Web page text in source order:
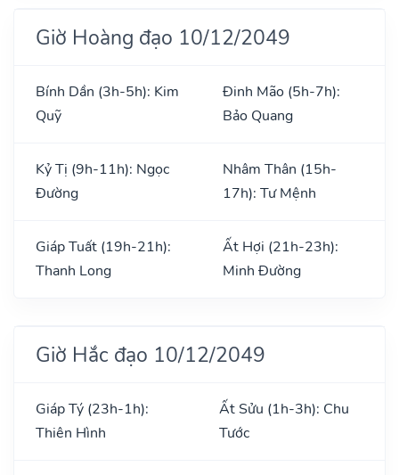
Giờ Hoàng đạo 10/12/2049
Bính Dần (3h-5h): Kim
Quỹ
Đinh Mão (5h-7h):
Bảo Quang
Kỷ Tị (9h-11h): Ngọc
Đường
Nhâm Thân (15h-
17h): Tư Mệnh
Giáp Tuất (19h-21h):
Thanh Long
Ất Hợi (21h-23h):
Minh Đường
Giờ Hắc đạo 10/12/2049
Giáp Tý (23h-1h):
Thiên Hình
Ất Sửu (1h-3h): Chu
Tước